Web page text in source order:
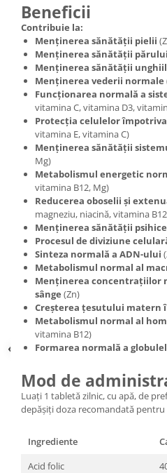
Beneficii
Contribuie la:
Menținerea sănătății pielii
Menținerea sănătății părului
Menținerea sănătății
Menținerea vederii normale
Funcționarea normală a
vitamina C, vitamina D3,
Protecția celulelor
vitamina E, vitamina C)
Menținerea sănătății
Mg)
Metabolismul energetic
vitamina B12, Mg)
Reducerea oboselii și
magneziu, niacină, vitamina
Menținerea sănătății psihice
Procesul de diviziune
Sin­teza normală a ADN-ului
Metabolismul normal al
Menținerea concentrațiilor
sânge (Zn)
Creșterea țesutului matern
Metabolismul normal al
vitamina B12)
Formarea normală a
Mod de
Luați 1 tabletă zilnic, cu apă, de
depășiți doza recomandată
Ingrediente
Acid folic